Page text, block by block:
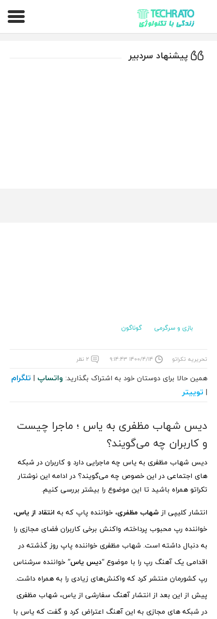
تکراتو – زندگی با تکنولوژی
پیشنهاد سردبیر
بازی و سرگرمی گوناگون
تحریریه تکراتو ۱۴۰۰/۴/۱۴ ۹:۱۴:۴۳ ۲ نظر
همین حالا برای دوستان خود به اشتراک بگذارید: واتساپ | تلگرام
| توییتر
دیس شهاب مظفری به یاس ؛ ماجرا چیست
و کاربران چه می‌گویند؟
دیس شهاب مظفری به یاس چه ماجرایی دارد و کاربران در شبکه
های اجتماعی در این خصوص چه می‌گویند؟ در ادامه این نوشتار
تکراتو همراه باشید تا این موضوع را بیشتر بررسی کنیم.
انتشار کلیپی از شهاب مظفری، خواننده پاپ که به انتقاد از یاس،
خواننده رپ محبوب پرداخته، واکنش برخی کاربران فضای مجازی را
به دنبال داشته است. شهاب مظفری خواننده پاپ روز گذشته در
اقدامی یک آهنگ رپ را با موضوع “دیس یاس” خواننده سرشناس
رپ کشورمان منتشر کرد که واکنش‌های زیادی را به همراه داشت.
پیش از این بعد از انتشار آهنگ سفارشی از یاس، شهاب مظفری
در شبکه های مجازی به این آهنگ اعتراض کرد و گفت که یاس با